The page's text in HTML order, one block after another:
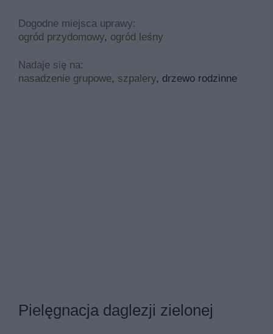
Dogodne miejsca uprawy:
ogród przydomowy, ogród leśny
Nadaje się na:
nasadzenie grupowe, szpalery, drzewo rodzinne
Pielęgnacja daglezji zielonej